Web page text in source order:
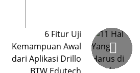
6 Fitur Uji
Kemampuan Awal
dari Aplikasi Drillo